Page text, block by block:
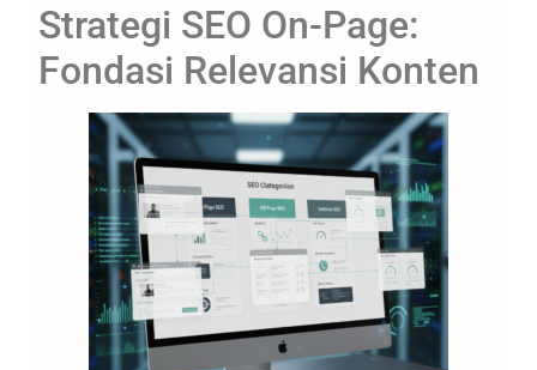
Strategi SEO On-Page:
Fondasi Relevansi Konten